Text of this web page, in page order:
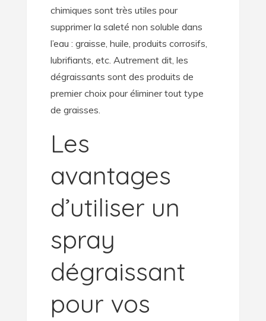
chimiques sont très utiles pour
supprimer la saleté non soluble dans
l’eau : graisse, huile, produits corrosifs,
lubrifiants, etc. Autrement dit, les
dégraissants sont des produits de
premier choix pour éliminer tout type
de graisses.
Les
avantages
d’utiliser un
spray
dégraissant
pour vos